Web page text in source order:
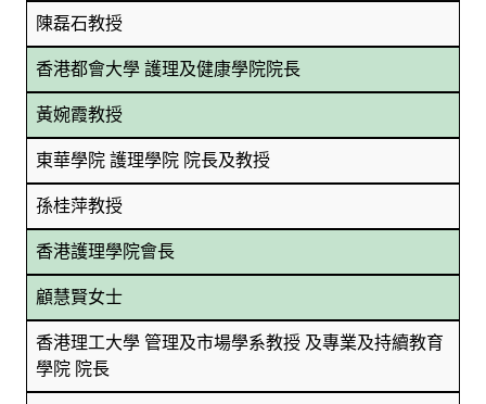
陳磊石教授
香港都會大學 護理及健康學院院長
黃婉霞教授
東華學院 護理學院 院長及教授
孫桂萍教授
香港護理學院會長
顧慧賢女士
香港理工大學 管理及市場學系教授 及專業及持續教育
學院 院長